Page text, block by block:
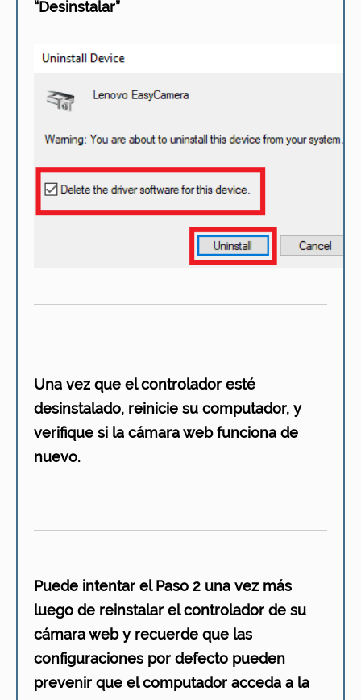
“Desinstalar”
Una vez que el controlador esté
desinstalado, reinicie su computador, y
verifique si la cámara web funciona de
nuevo.
Puede intentar el Paso 2 una vez más
luego de reinstalar el controlador de su
cámara web y recuerde que las
configuraciones por defecto pueden
prevenir que el computador acceda a la